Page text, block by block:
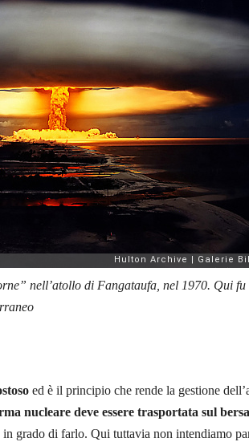
nell’atollo di Fangataufa, nel 1970. Qui
ed è il principio che rende la gestione
nucleare deve essere trasportata sul
in grado di farlo. Qui tuttavia non intendiamo